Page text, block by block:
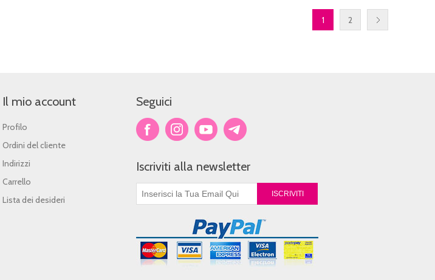
1 2
Il mio account
Profilo
Ordini del cliente
Indirizzi
Carrello
Lista dei desideri
Seguici
Iscriviti alla newsletter